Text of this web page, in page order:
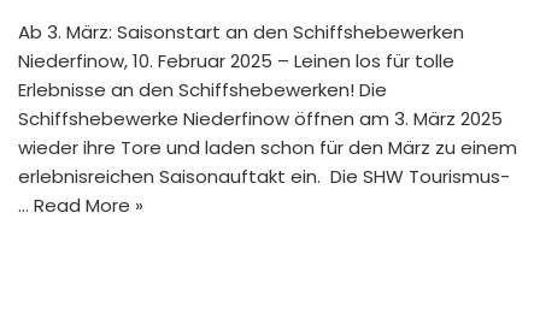
Ab 3. März: Saisonstart an den Schiffshebewerken
Niederfinow, 10. Februar 2025 – Leinen los für tolle
Erlebnisse an den Schiffshebewerken! Die
Schiffshebewerke Niederfinow öffnen am 3. März 2025
wieder ihre Tore und laden schon für den März zu einem
erlebnisreichen Saisonauftakt ein. Die SHW Tourismus-
… Read More »